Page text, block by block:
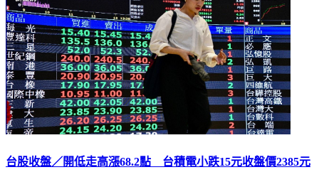
台股收盤／開低走高漲68.2點 台積電小跌15元收盤價2385元